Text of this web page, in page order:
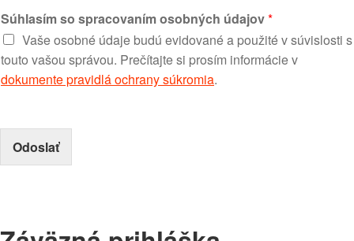
Súhlasím so spracovaním osobných údajov*
Vaše osobné údaje budú evidované a použité v súvislosti s
touto vašou správou. Prečítajte si prosím informácie v
dokumente pravidlá ochrany súkromia.
Odoslať